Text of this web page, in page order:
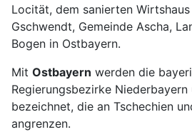
Locität, dem sanierten
Gschwendt, Gemeinde Ascha,
Bogen in Ostbayern.
Mit Ostbayern werden die
Regierungsbezirke
bezeichnet, die an Tschechien
angrenzen.